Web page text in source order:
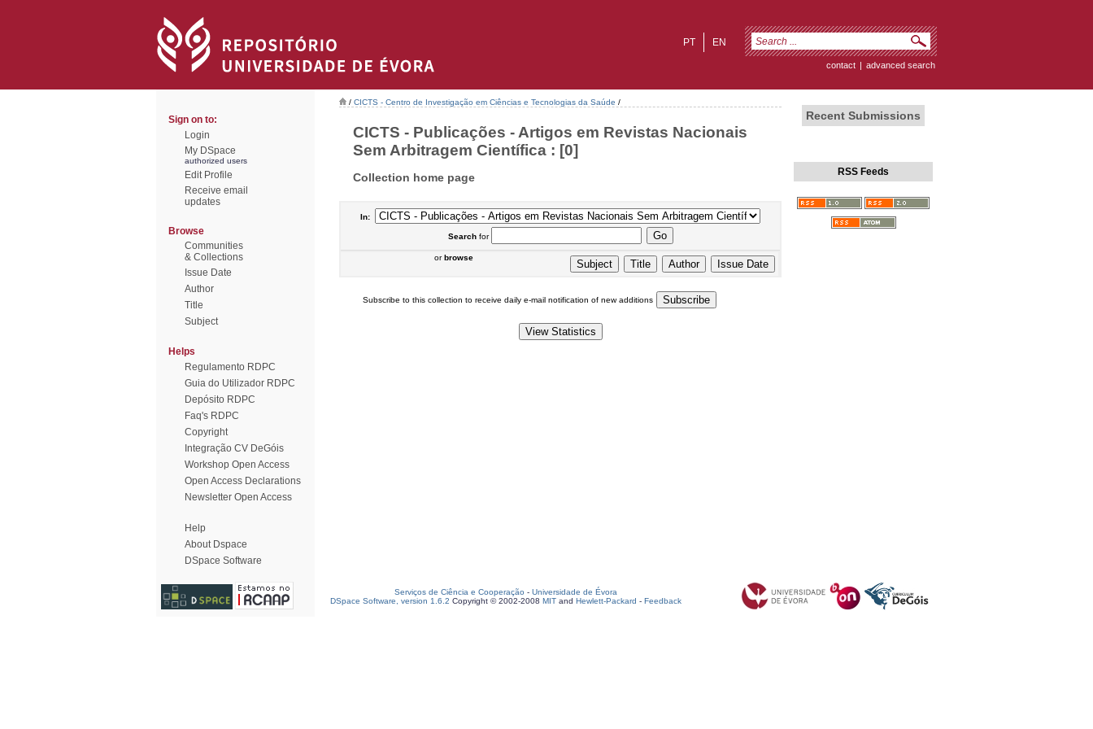
EN
PT
contact | advanced search
Sign on to:
Login
My DSpace
authorized users
Edit Profile
Receive email
updates
Browse
Communities
& Collections
Issue Date
Author
Title
Subject
Helps
Regulamento RDPC
Guia do Utilizador RDPC
Depósito RDPC
Faq's RDPC
Copyright
Integração CV DeGóis
Workshop Open Access
Open Access Declarations
Newsletter Open Access
Help
About Dspace
DSpace Software
/ CICTS - Centro de Investigação em Ciências e Tecnologias da Saúde /
CICTS - Publicações - Artigos em Revistas Nacionais
Sem Arbitragem Científica : [0]
Collection home page
In:
Searchfor
orbrowse
Subscribe to this collection to receive daily e-mail notification of new additions
Recent Submissions
RSS Feeds
Serviços de Ciência e Cooperação - Universidade de Évora
DSpace Software, version 1.6.2 Copyright © 2002-2008 MIT and Hewlett-Packard - Feedback